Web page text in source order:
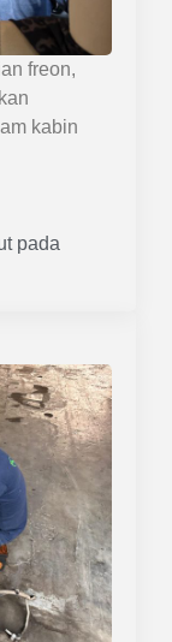
freon,
kabin
pada